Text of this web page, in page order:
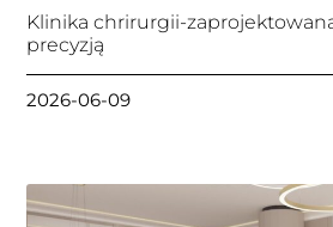
Klinika chrirurgii-
precyzją
2026-06-09